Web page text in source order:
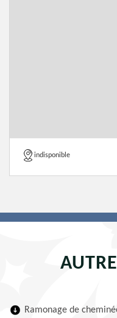
indisponible
Ramonage de